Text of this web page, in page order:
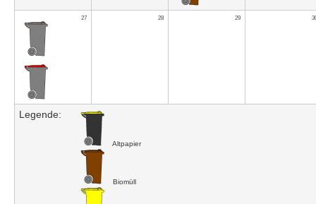
27 28 29
Legende:
Altpapier
Biomüll